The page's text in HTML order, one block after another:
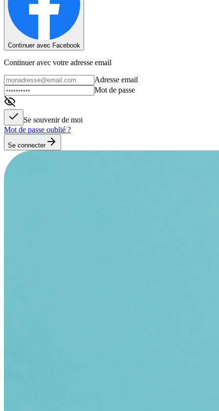
Continuer avec Facebook
Continuer avec votre adresse email
Adresse email
Mot de passe
Se souvenir de moi
Mot de passe oublié ?
Se connecter